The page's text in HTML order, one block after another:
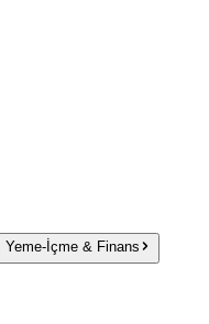
Yeme-İçme & Finans